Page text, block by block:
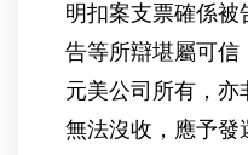
明扣案支票確係被
告等所辯堪屬可信
元美公司所有，亦
無法沒收，應予發